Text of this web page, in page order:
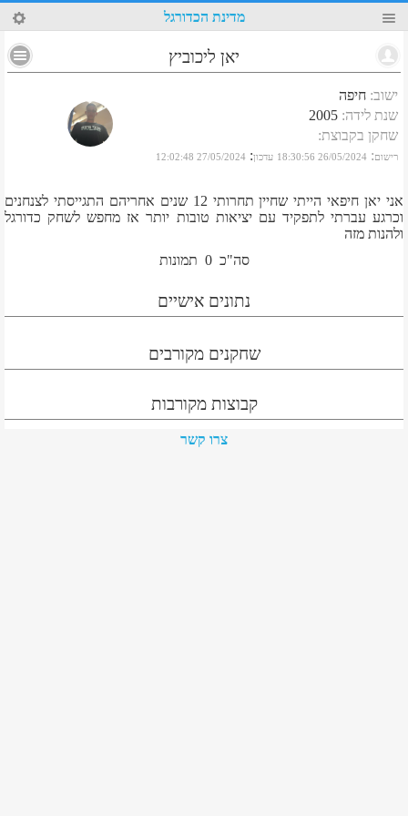
5 מדינת הכדורגל
יאן ליכוביץ
ישוב: חיפה
שנת לידה:
2005
שחקן בקבוצת:
רישום:
26/05/2024 18:30:56 עדכון:
27/05/2024 12:02:48
אני יאן חיפאי הייתי שחיין תחרותי 12 שנים אחריהם התגייסתי לצנחנים
וכרגע עברתי לתפקיד עם יציאות טובות יותר אז מחפש לשחק כדורגל
ולהנות מזה
סה"כ 0 תמונות
נתונים אישיים
שחקנים מקורבים
קבוצות מקורבות
צרו קשר